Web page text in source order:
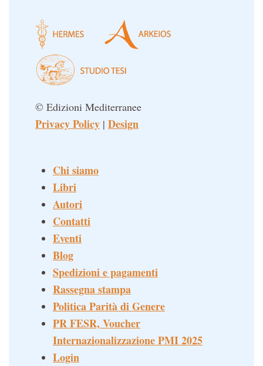
© Edizioni Mediterranee
Privacy Policy | Design
Chi siamo
Libri
Autori
Contatti
Eventi
Blog
Spedizioni e pagamenti
Rassegna stampa
Politica Parità di Genere
PR FESR, Voucher
Internazionalizzazione PMI 2025
Login